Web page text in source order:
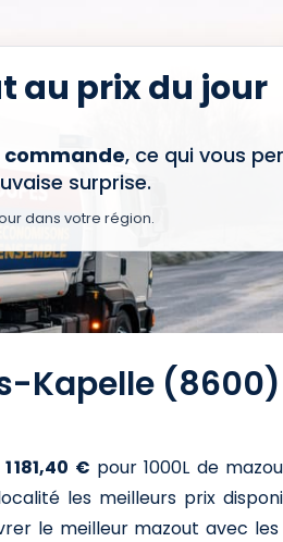
au prix du jour
commande, ce qui vous
surprise.
dans votre région.
Kapelle
1 181,40 € pour 1000L de
les meilleurs prix
le meilleur mazout avec